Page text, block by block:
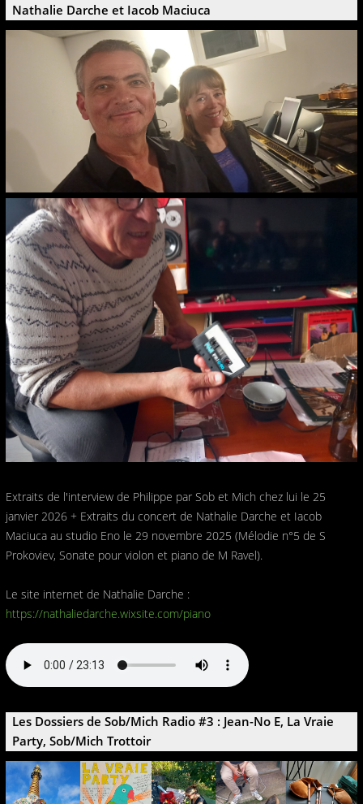
Nathalie Darche et Iacob Maciuca
Extraits de l'interview de Philippe par Sob et Mich chez lui le 25
janvier 2026 + Extraits du concert de Nathalie Darche et Iacob
Maciuca au studio Eno le 29 novembre 2025 (Mélodie n°5 de S
Prokoviev, Sonate pour violon et piano de M Ravel).
Le site internet de Nathalie Darche :
https://nathaliedarche.wixsite.com/piano
Les Dossiers de Sob/Mich Radio #3 : Jean-No E, La Vraie
Party, Sob/Mich Trottoir